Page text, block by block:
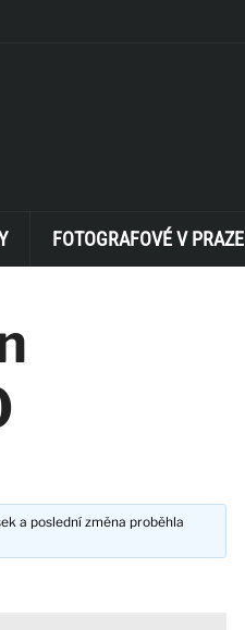
FOTOGRAFOVÉ V PRAZE
a poslední změna proběhla